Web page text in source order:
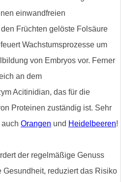
einwandfreien
Früchten gelöste Folsäure
Wachstumsprozesse um
von Embryos vor. Ferner
an dem
Acitinidian, das für die
Proteinen zuständig ist. Sehr
Orangen und Heidelbeeren!
der regelmäßige Genuss
reduziert das Risiko